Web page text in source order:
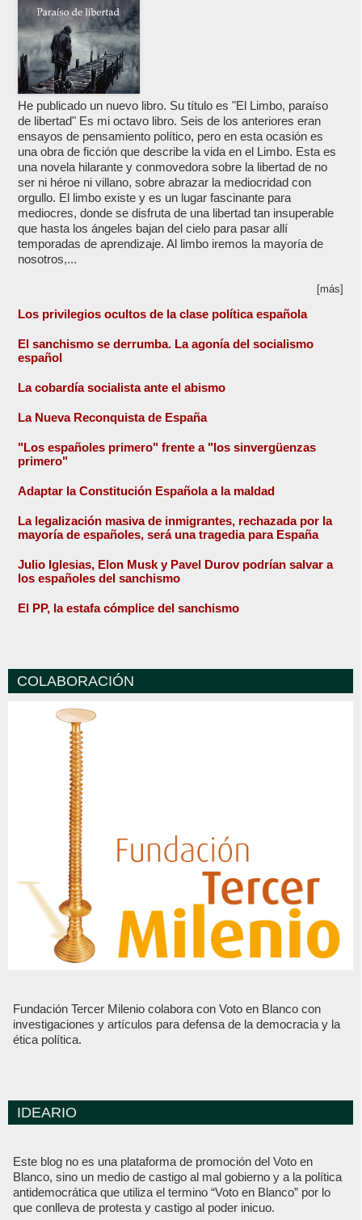
He publicado un nuevo libro. Su título es "El Limbo, paraíso
de libertad" Es mi octavo libro. Seis de los anteriores eran
ensayos de pensamiento político, pero en esta ocasión es
una obra de ficción que describe la vida en el Limbo. Esta es
una novela hilarante y conmovedora sobre la libertad de no
ser ni héroe ni villano, sobre abrazar la mediocridad con
orgullo. El limbo existe y es un lugar fascinante para
mediocres, donde se disfruta de una libertad tan insuperable
que hasta los ángeles bajan del cielo para pasar allí
temporadas de aprendizaje. Al limbo iremos la mayoría de
nosotros,...
[más]
Los privilegios ocultos de la clase política española
El sanchismo se derrumba. La agonía del socialismo
español
La cobardía socialista ante el abismo
La Nueva Reconquista de España
"Los españoles primero" frente a "los sinvergüenzas
primero"
Adaptar la Constitución Española a la maldad
La legalización masiva de inmigrantes, rechazada por la
mayoría de españoles, será una tragedia para España
Julio Iglesias, Elon Musk y Pavel Durov podrían salvar a
los españoles del sanchismo
El PP, la estafa cómplice del sanchismo
COLABORACIÓN
Fundación Tercer Milenio colabora con Voto en Blanco con
investigaciones y artículos para defensa de la democracia y la
ética política.
IDEARIO
Este blog no es una plataforma de promoción del Voto en
Blanco, sino un medio de castigo al mal gobierno y a la política
antidemocrática que utiliza el termino “Voto en Blanco” por lo
que conlleva de protesta y castigo al poder inicuo.